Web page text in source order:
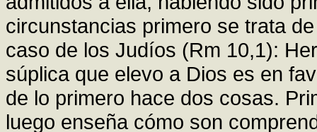
circunstancias primero se trata
caso de los Judíos (Rm 10,1):
súplica que elevo a Dios es en
de lo primero hace dos cosas.
luego enseña cómo son